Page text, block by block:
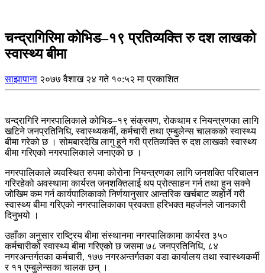
चन्द्रागिरिमा कोभिड–१९ प्रतिव्यक्ति रु दश लाखको
स्वास्थ्य बीमा
साझापाना २०७७ वैशाख २४ गते १०:५२ मा प्रकाशित
चन्द्रागिरि नगरपालिकाले कोभिड–१९ संक्रमण, रोकथाम र नियन्त्रणका लागि
खटिने जनप्रतिनिधि, स्वास्थ्यकर्मी, कर्मचारी तथा एम्बुलेन्स चालकको स्वास्थ्य
बीमा गरेको छ । सोमबारदेखि लागु हुने गरी प्रतिव्यक्ति रु दश लाखको स्वास्थ्य
बीमा गरिएको नगरपालिकाले जनाएको छ ।
नगरपालिकाले व्यवस्थित रुपमा कोरोना नियन्त्रणका लागि जनशक्ति परिचालन
गरिरहेको अवस्थामा कार्यरत जनशक्तिलाई थप प्रोत्साहन गर्न तथा हुन सक्ने
जोखिम कम गर्न कार्यपालिकाको निर्णयानुसार आन्तरिक खर्चबाट व्यहोर्ने गरी
स्वास्थ्य बीमा गरिएको नगरपालिकाका प्रवक्ता हरिभक्त महर्जनले जानकारी
दिनुभयो ।
उहाँका अनुसार राष्ट्रिय बीमा संस्थानमा नगरपालिकामा कार्यरत ३५०
कर्मचारीको स्वास्थ्य बीमा गरिएको छ जसमा ७८ जनप्रतिनिधि, ८४
नगरअन्तर्गतका कर्मचारी, १७७ नगरअन्तर्गतका वडा कार्यालय तथा स्वास्थ्यकर्मी
र ११ एम्बुलेन्सका चालक छन् ।